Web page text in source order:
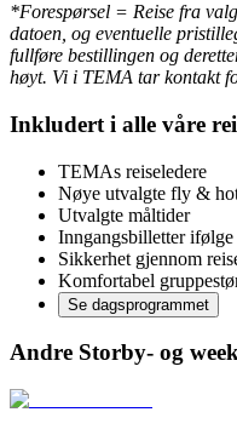
*Forespørsel = Reise fra
datoen, og eventuelle
fullføre bestillingen og
høyt. Vi i TEMA tar kontakt
Inkludert i alle våre
TEMAs reiseledere
Nøye utvalgte fly &
Utvalgte måltider
Inngangsbilletter
Sikkerhet gjennom
Komfortabel
Se dagsprogrammet
Andre Storby- og